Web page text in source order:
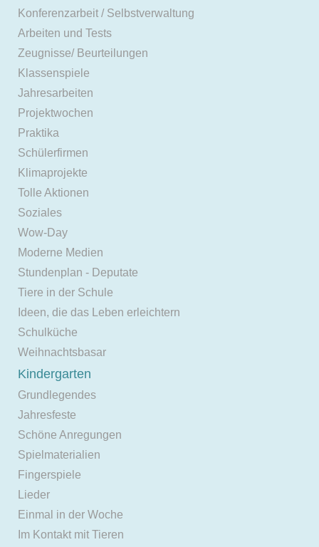
Konferenzarbeit / Selbstverwaltung
Arbeiten und Tests
Zeugnisse/ Beurteilungen
Klassenspiele
Jahresarbeiten
Projektwochen
Praktika
Schülerfirmen
Klimaprojekte
Tolle Aktionen
Soziales
Wow-Day
Moderne Medien
Stundenplan - Deputate
Tiere in der Schule
Ideen, die das Leben erleichtern
Schulküche
Weihnachtsbasar
Kindergarten
Grundlegendes
Jahresfeste
Schöne Anregungen
Spielmaterialien
Fingerspiele
Lieder
Einmal in der Woche
Im Kontakt mit Tieren